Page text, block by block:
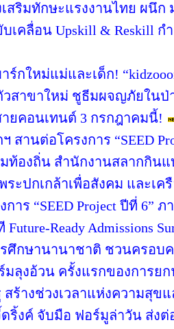
เสริมทักษะแรงงานไทย ผนึก
เคลื่อน Upskill & Reskill
กใหม่แม่และเด็ก!
วสาขาใหม่ ชูธีมผจญภัยในป่
ยคอนเทนต์ 3 กรกฎาคมนี้!
สานต่อโครงการ “SEED
องถิ่น สำนักงานสลากกินแ
ะปกเกล้าเพื่อสังคม และเครื
าร “SEED Project ปีที่ 6”
Future-Ready Admissions
ศึกษานานาชาติ ชวนครอบ
มลุงอ้วน ครั้งแรกของการย
ร้างช่วงเวลาแห่งความสุข
ดริ้งค์ จับมือ ฟอร์มูล่าวัน ส่ง